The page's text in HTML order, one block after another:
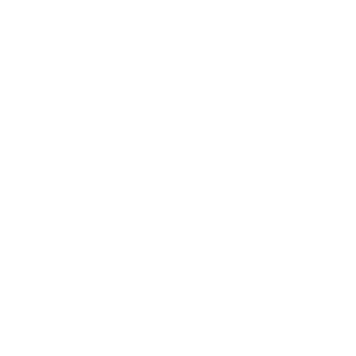
wir erneut einen
sehr schön und
der gut getarnt
wussten, wo wir zuerst
ein voller Erfolg,
Somit haben wir heute
Mal und sonnige
Absprache entschieden